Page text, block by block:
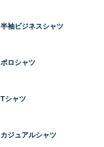
半袖ビジネスシャツ
ポロシャツ
Tシャツ
カジュアルシャツ